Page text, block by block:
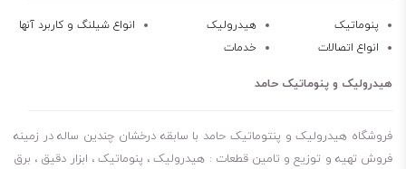
پنوماتیک هیدرولیک
انواع شیلنگ و کاربرد آنها
انواع اتصالات
خدمات
هیدرولیک و پنوماتیک حامد
فروشگاه هیدرولیک و پنتوماتیک حامد با سابقه درخشان چندین ساله در زمینه
فروش تهیه و توزیع و تامین قطعات : هیدرولیک ، پنوماتیک ، ابزار دقیق ، برق